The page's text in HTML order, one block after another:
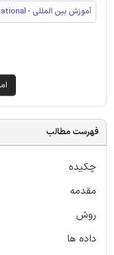
آموزش بین المللی - International Educational
فهرست مطالب
چكيده
مقدمه
روش
داده ها